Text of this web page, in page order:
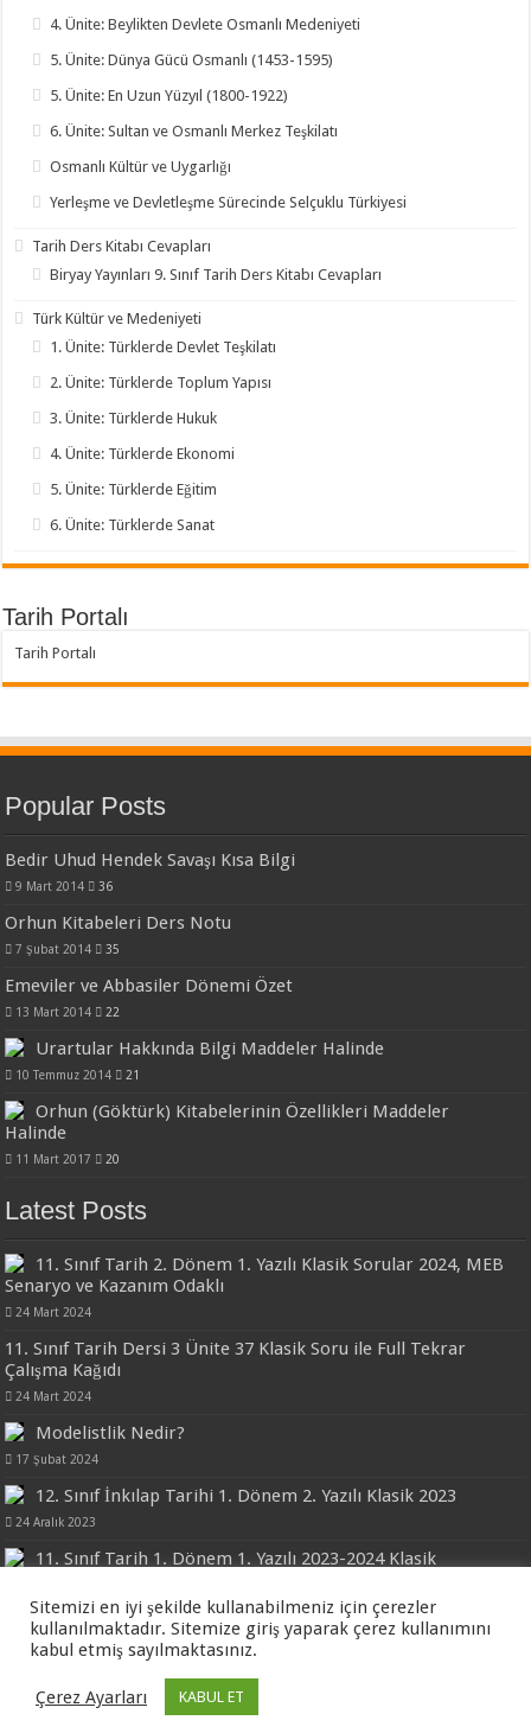
4. Ünite: Beylikten Devlete Osmanlı Medeniyeti
5. Ünite: Dünya Gücü Osmanlı (1453-1595)
5. Ünite: En Uzun Yüzyıl (1800-1922)
6. Ünite: Sultan ve Osmanlı Merkez Teşkilatı
Osmanlı Kültür ve Uygarlığı
Yerleşme ve Devletleşme Sürecinde Selçuklu Türkiyesi
Tarih Ders Kitabı Cevapları
Biryay Yayınları 9. Sınıf Tarih Ders Kitabı Cevapları
Türk Kültür ve Medeniyeti
1. Ünite: Türklerde Devlet Teşkilatı
2. Ünite: Türklerde Toplum Yapısı
3. Ünite: Türklerde Hukuk
4. Ünite: Türklerde Ekonomi
5. Ünite: Türklerde Eğitim
6. Ünite: Türklerde Sanat
Tarih Portalı
Tarih Portalı
Popular Posts
Bedir Uhud Hendek Savaşı Kısa Bilgi
9 Mart 2014 36
Orhun Kitabeleri Ders Notu
7 Şubat 2014 35
Emeviler ve Abbasiler Dönemi Özet
13 Mart 2014 22
Urartular Hakkında Bilgi Maddeler Halinde
10 Temmuz 2014 21
Orhun (Göktürk) Kitabelerinin Özellikleri Maddeler
Halinde
11 Mart 2017 20
Latest Posts
11. Sınıf Tarih 2. Dönem 1. Yazılı Klasik Sorular 2024, MEB
Senaryo ve Kazanım Odaklı
24 Mart 2024
11. Sınıf Tarih Dersi 3 Ünite 37 Klasik Soru ile Full Tekrar
Çalışma Kağıdı
24 Mart 2024
Modelistlik Nedir?
17 Şubat 2024
12. Sınıf İnkılap Tarihi 1. Dönem 2. Yazılı Klasik 2023
24 Aralık 2023
11. Sınıf Tarih 1. Dönem 1. Yazılı 2023-2024 Klasik
© Copyright 2026, Tüm Hakları Saklıdır.
Sitemizi en iyi şekilde kullanabilmeniz için çerezler
kullanılmaktadır. Sitemize giriş yaparak çerez kullanımını
kabul etmiş sayılmaktasınız.
Çerez Ayarları KABUL ET